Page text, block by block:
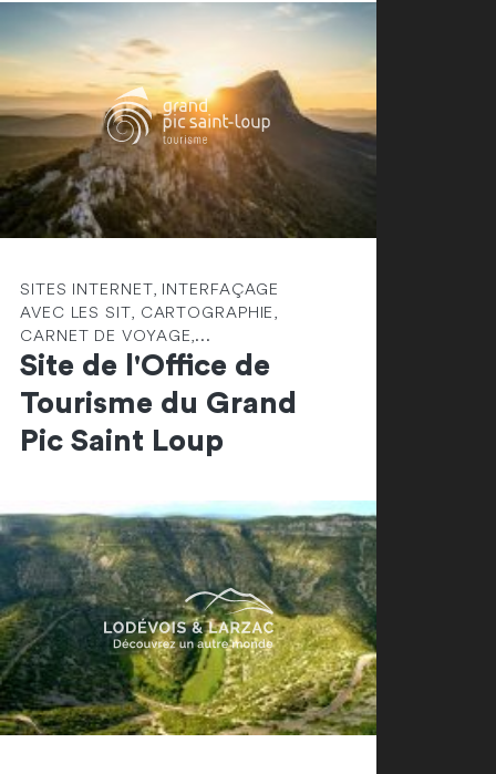
SITES INTERNET, INTERFAÇAGE
AVEC LES SIT, CARTOGRAPHIE,
CARNET DE VOYAGE,...
Site de l'Office de
Tourisme du Grand
Pic Saint Loup